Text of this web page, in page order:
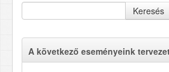
Keresés
A következő eseményeink